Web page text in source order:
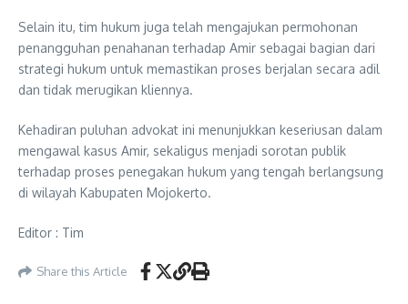
Selain itu, tim hukum juga telah mengajukan permohonan
penangguhan penahanan terhadap Amir sebagai bagian dari
strategi hukum untuk memastikan proses berjalan secara adil
dan tidak merugikan kliennya.
Kehadiran puluhan advokat ini menunjukkan keseriusan dalam
mengawal kasus Amir, sekaligus menjadi sorotan publik
terhadap proses penegakan hukum yang tengah berlangsung
di wilayah Kabupaten Mojokerto.
Editor : Tim
Share this Article